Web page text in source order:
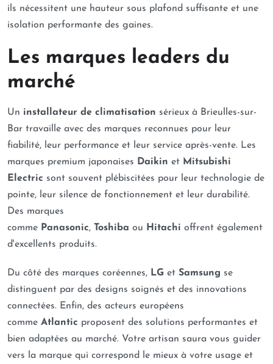
ils nécessitent une hauteur sous plafond suffisante et une
isolation performante des gaines.
Les marques leaders du
marché
Un installateur de climatisation sérieux à Brieulles-sur-
Bar travaille avec des marques reconnues pour leur
fiabilité, leur performance et leur service après-vente. Les
marques premium japonaises Daikin et Mitsubishi
Electric sont souvent plébiscitées pour leur technologie de
pointe, leur silence de fonctionnement et leur durabilité.
Des marques
comme Panasonic, Toshiba ou Hitachi offrent également
d'excellents produits.
Du côté des marques coréennes, LG et Samsung se
distinguent par des designs soignés et des innovations
connectées. Enfin, des acteurs européens
comme Atlantic proposent des solutions performantes et
bien adaptées au marché. Votre artisan saura vous guider
vers la marque qui correspond le mieux à votre usage et